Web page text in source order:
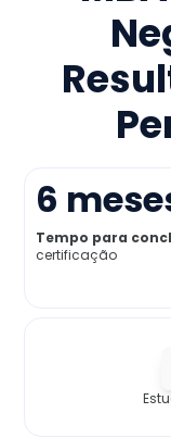
Matricule-se
6
Tempo para
certificação